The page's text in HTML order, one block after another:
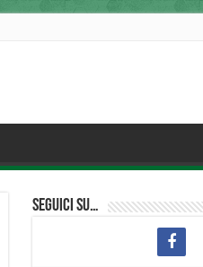
Seguici su…